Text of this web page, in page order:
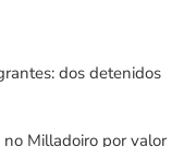
dos detenidos
Milladoiro por valor